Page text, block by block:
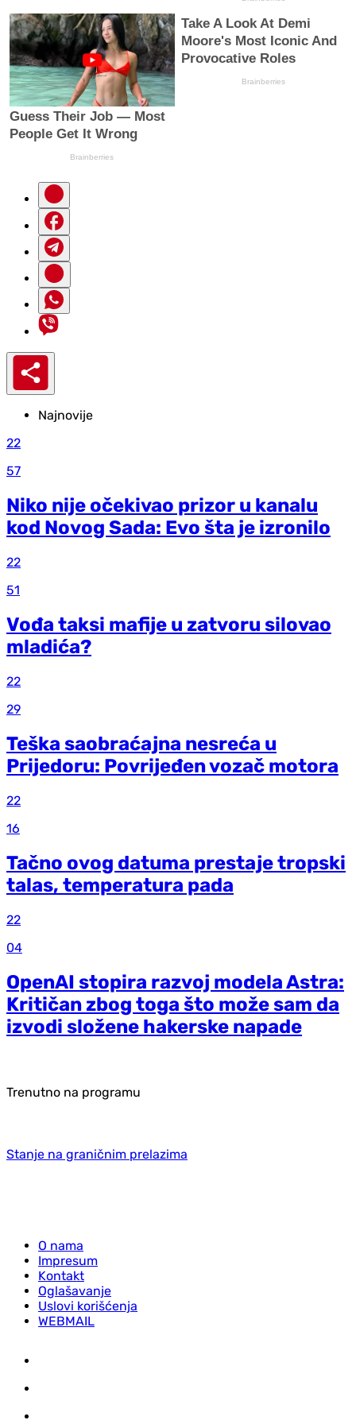
Najnovije
22
57
Niko nije očekivao prizor u kanalu
kod Novog Sada: Evo šta je izronilo
22
51
Vođa taksi mafije u zatvoru silovao
mladića?
22
29
Teška saobraćajna nesreća u
Prijedoru: Povrijeđen vozač motora
22
16
Tačno ovog datuma prestaje tropski
talas, temperatura pada
22
04
OpenAI stopira razvoj modela Astra:
Kritičan zbog toga što može sam da
izvodi složene hakerske napade
Trenutno na programu
Stanje na graničnim prelazima
O nama
Impresum
Kontakt
Oglašavanje
Uslovi korišćenja
WEBMAIL